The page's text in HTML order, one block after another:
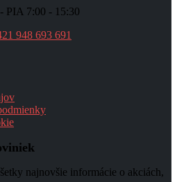
PIA 7:00 - 15:30
948 693 691
najnovšie informácie o akciách,